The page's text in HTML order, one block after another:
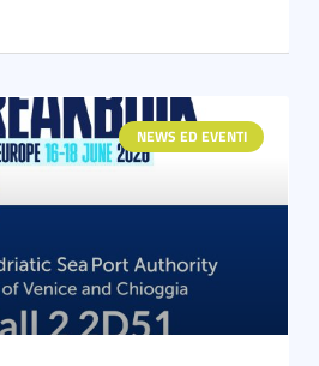
NEWS ED EVENTI